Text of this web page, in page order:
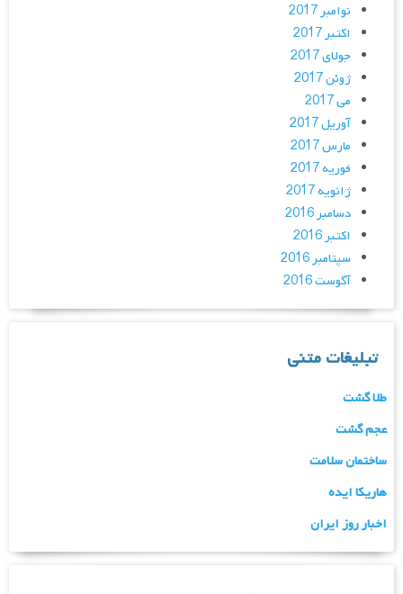
نوامبر 2017
اکتبر 2017
جولای 2017
ژوئن 2017
می 2017
آوریل 2017
مارس 2017
فوریه 2017
ژانویه 2017
دسامبر 2016
اکتبر 2016
سپتامبر 2016
آگوست 2016
تبلیغات متنی
طلا گشت
عجم گشت
ساختمان سلامت
هاریکا ایده
اخبار روز ایران